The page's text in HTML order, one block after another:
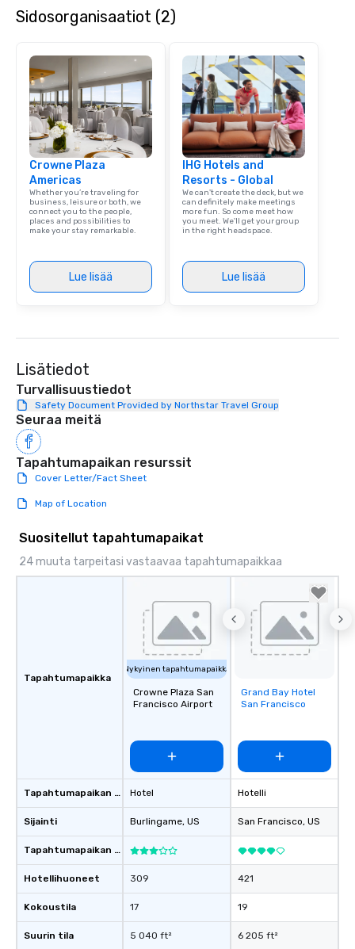
Sidosorganisaatiot (2)
Crowne Plaza
Americas
Whether you’re traveling for
business, leisure or both, we
connect you to the people,
places and possibilities to
make your stay remarkable.
Lue lisää
IHG Hotels and
Resorts - Global
We can't create the deck, but we
can definitely make meetings
more fun. So come meet how
you meet. We'll get your group
in the right headspace.
Lue lisää
Lisätiedot
Turvallisuustiedot
Safety Document Provided by Northstar Travel Group
Seuraa meitä
Tapahtumapaikan resurssit
Cover Letter/Fact Sheet
Map of Location
Suositellut tapahtumapaikat
24 muuta tarpeitasi vastaavaa tapahtumapaikkaa
Tapahtumapaikka
Tapahtumapaikan tyyppi
Sijainti
Tapahtumapaikan luokitus
Hotellihuoneet
Kokoustila
Suurin tila
Nykyinen tapahtumapaikka
Crowne Plaza San
Francisco Airport
Hotel
Burlingame, US
309
17
5 040 ft²
Removed from
favorites
Grand Bay Hotel
San Francisco
Hotelli
San Francisco, US
421
19
6 205 ft²